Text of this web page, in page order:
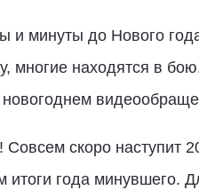
и минуты до Нового
многие находятся в
Совсем скоро наступит
итоги года минувшего.